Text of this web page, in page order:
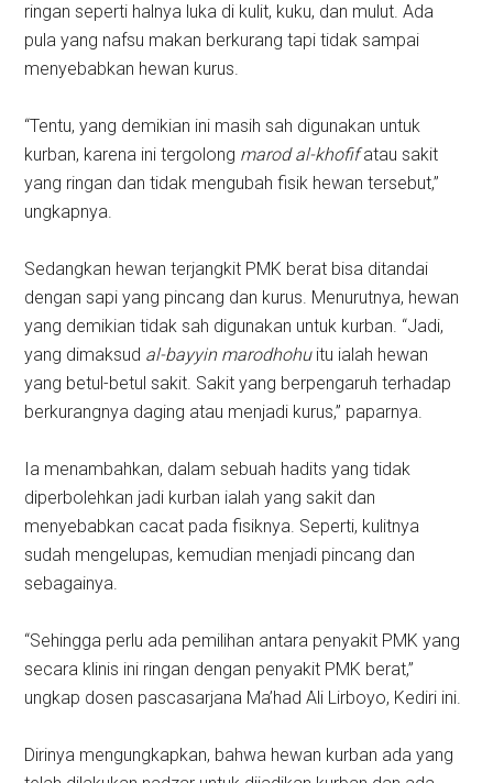
ringan seperti halnya luka di kulit, kuku, dan mulut. Ada
pula yang nafsu makan berkurang tapi tidak sampai
menyebabkan hewan kurus.
“Tentu, yang demikian ini masih sah digunakan untuk
kurban, karena ini tergolong marod al-khofifatau sakit
yang ringan dan tidak mengubah fisik hewan tersebut,”
ungkapnya.
Sedangkan hewan terjangkit PMK berat bisa ditandai
dengan sapi yang pincang dan kurus. Menurutnya, hewan
yang demikian tidak sah digunakan untuk kurban. “Jadi,
yang dimaksud al-bayyin marodhohu itu ialah hewan
yang betul-betul sakit. Sakit yang berpengaruh terhadap
berkurangnya daging atau menjadi kurus,” paparnya.
Ia menambahkan, dalam sebuah hadits yang tidak
diperbolehkan jadi kurban ialah yang sakit dan
menyebabkan cacat pada fisiknya. Seperti, kulitnya
sudah mengelupas, kemudian menjadi pincang dan
sebagainya.
“Sehingga perlu ada pemilihan antara penyakit PMK yang
secara klinis ini ringan dengan penyakit PMK berat,”
ungkap dosen pascasarjana Ma’had Ali Lirboyo, Kediri ini.
Dirinya mengungkapkan, bahwa hewan kurban ada yang